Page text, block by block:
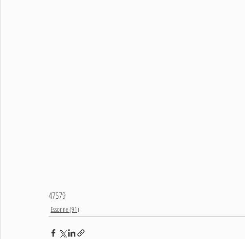
47579
Essonne (91)